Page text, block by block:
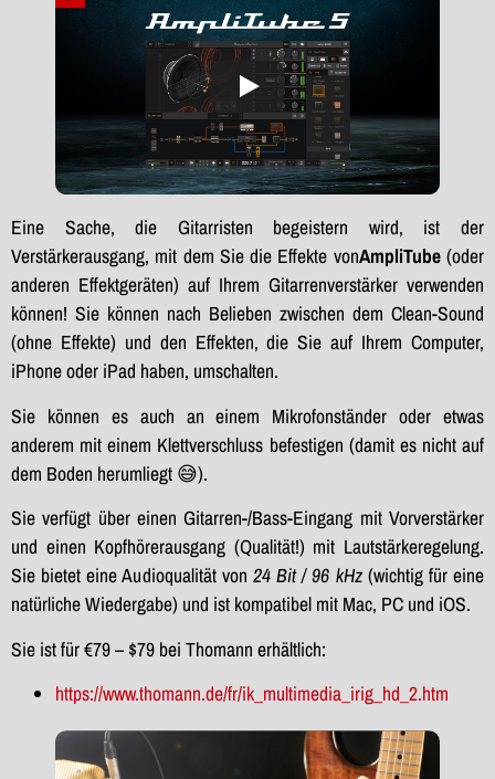
Eine Sache, die Gitarristen begeistern wird, ist der
Verstärkerausgang, mit dem Sie die Effekte vonAmpliTube(oder
anderen Effektgeräten) auf Ihrem Gitarrenverstärker verwenden
können! Sie können nach Belieben zwischen dem Clean-Sound
(ohne Effekte) und den Effekten, die Sie auf Ihrem Computer,
iPhone oder iPad haben, umschalten.
Sie können es auch an einem Mikrofonständer oder etwas
anderem mit einem Klettverschluss befestigen (damit es nicht auf
dem Boden herumliegt 😅).
Sie verfügt über einen Gitarren-/Bass-Eingang mit Vorverstärker
und einen Kopfhörerausgang (Qualität!) mit Lautstärkeregelung.
Sie bietet eine Audioqualität von 24 Bit / 96 kHz(wichtig für eine
natürliche Wiedergabe) und ist kompatibel mit Mac, PC und iOS.
Sie ist für €79 – $79 bei Thomann erhältlich:
https://www.thomann.de/fr/ik_multimedia_irig_hd_2.htm